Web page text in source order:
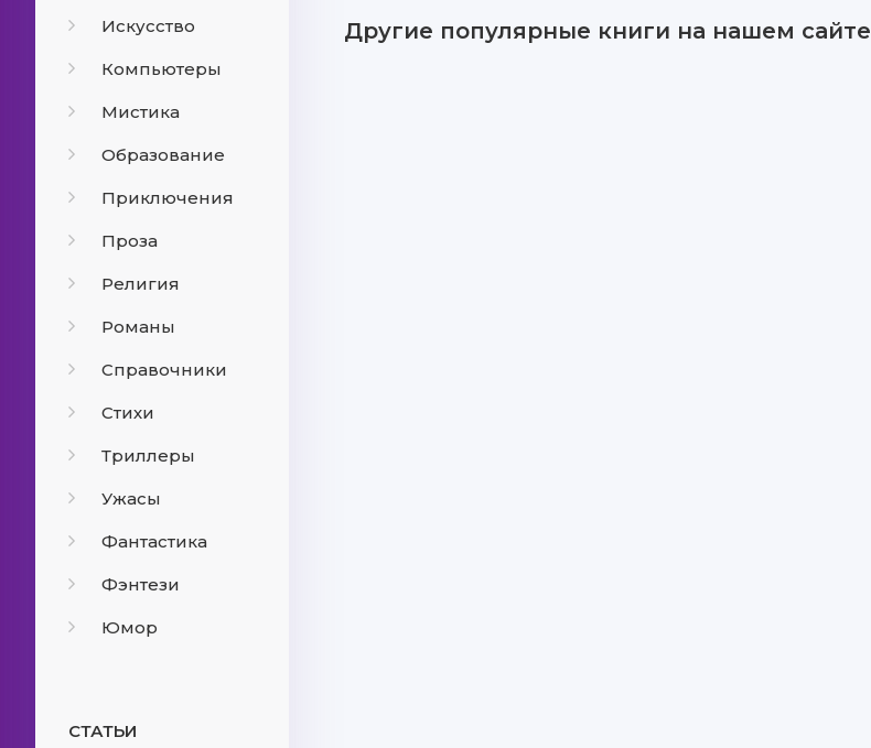
Искусство
Компьютеры
Мистика
Образование
Приключения
Проза
Религия
Романы
Справочники
Стихи
Триллеры
Ужасы
Фантастика
Фэнтези
Юмор
СТАТЬИ
Другие популярные книги на нашем сайте